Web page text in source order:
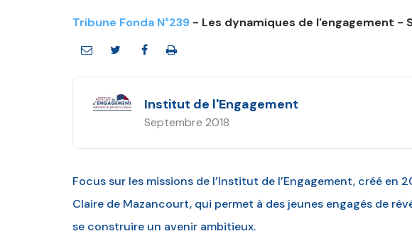
Tribune Fonda N°239 - Les dynamiques de l'engagement -
Institut de l'Engagement
Septembre 2018
Focus sur les missions de l’Institut de l’Engagement, créé en
Claire de Mazancourt, qui permet à des jeunes engagés de
se construire un avenir ambitieux.